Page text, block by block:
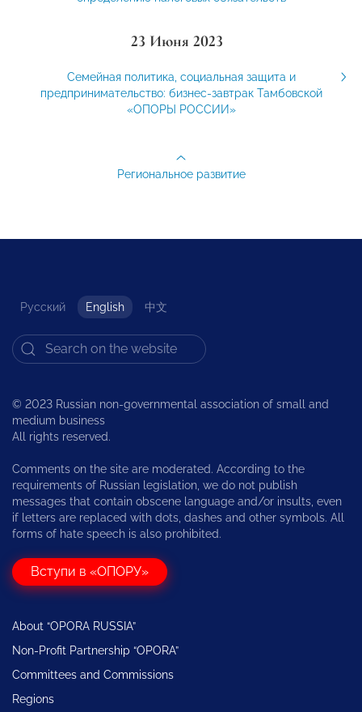
23 Июня 2023
Семейная политика, социальная защита и
предпринимательство: бизнес-завтрак Тамбовской
«ОПОРЫ РОССИИ»
Региональное развитие
Русский English 中文
© 2023 Russian non-governmental association of small and
medium business
All rights reserved.
Comments on the site are moderated. According to the
requirements of Russian legislation, we do not publish
messages that contain obscene language and/or insults, even
if letters are replaced with dots, dashes and other symbols. All
forms of hate speech is also prohibited.
Вступи в «ОПОРУ»
About “OPORA RUSSIA”
Non-Profit Partnership “OPORA”
Committees and Commissions
Regions